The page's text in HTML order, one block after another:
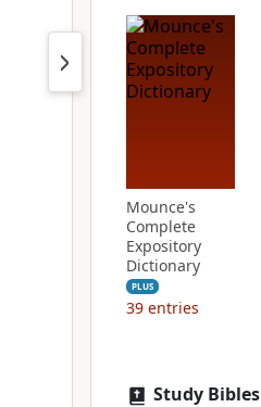
Mounce's
Complete
Expository
Dictionary
PLUS
39 entries
Study Bibles